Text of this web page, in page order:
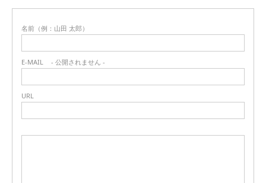
名前（例：山田 太郎）
E-MAIL - 公開されません -
URL